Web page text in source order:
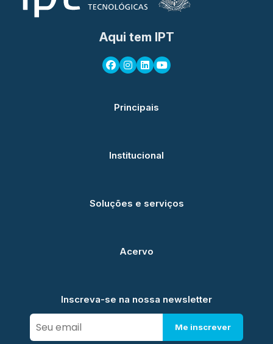
Aqui tem IPT
Principais
Institucional
Soluções e serviços
Acervo
Inscreva-se na nossa newsletter
Me inscrever